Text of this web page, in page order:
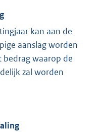
kan aan de
aanslag worden
waarop de
zal worden